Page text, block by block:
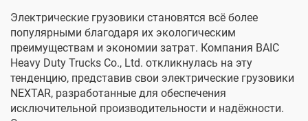
Электрические грузовики становятся всё более
популярными благодаря их экологическим
преимуществам и экономии затрат. Компания BAIC
Heavy Duty Trucks Co., Ltd. откликнулась на эту
тенденцию, представив свои электрические грузовики
NEXTAR, разработанные для обеспечения
исключительной производительности и надёжности.